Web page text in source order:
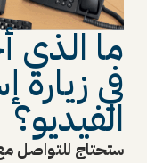
ما الذي
في زيارة
الفيديو؟
ستحتاج للتواصل مع